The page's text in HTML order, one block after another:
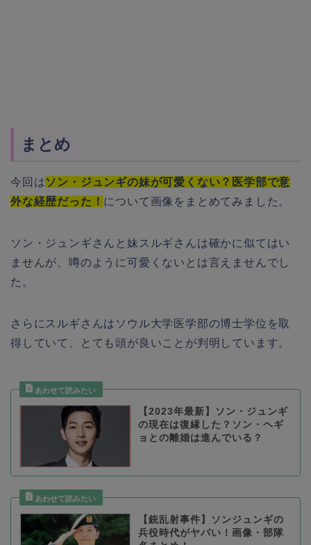
まとめ
今回はソン・ジュンギの妹が可愛くない？医学部で意
外な経歴だった！ について画像をまとめてみました。
ソン・ジュンギさんと妹スルギさんは確かに似てはい
ませんが、噂のように可愛くないとは言えませんでし
た。
さらにスルギさんはソウル大学医学部の博士学位を取
得していて、とても頭が良いことが判明しています。
【2023年最新】ソン・ジュンギ
の現在は復縁した？ソン・ヘギ
ョとの離婚は進んでいる？
【銃乱射事件】ソンジュンギの
兵役時代がヤバい！画像・部隊